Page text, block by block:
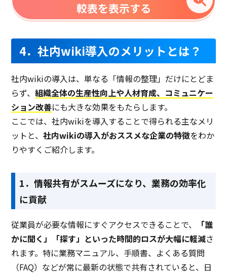
較表を表示する
4．社内wiki導入のメリットとは？
社内wikiの導入は、単なる「情報の整理」だけにとどま
らず、組織全体の生産性向上や人材育成、コミュニケー
ション改善にも大きな効果をもたらします。
ここでは、社内wikiを導入することで得られる主なメリ
ットと、社内wikiの導入がおススメな企業の特徴をわか
りやすくご紹介します。
1．情報共有がスムーズになり、業務の効率化
に貢献
従業員が必要な情報にすぐアクセスできることで、
「誰
かに聞く」「探す」といった時間的ロスが大幅に軽減さ
れます。特に業務マニュアル、手順書、よくある質問
（FAQ）などが常に最新の状態で共有されていると、日